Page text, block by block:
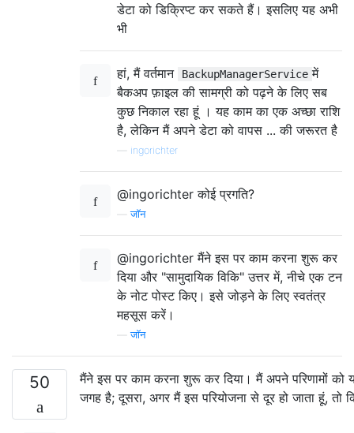
डेटा को डिक्रिप्ट कर सकते हैं। इसलिए यह अभी
भी
हां, मैं वर्तमान BackupManagerService में
बैकअप फ़ाइल की सामग्री को पढ़ने के लिए सब
कुछ निकाल रहा हूं । यह काम का एक अच्छा राशि
है, लेकिन मैं अपने डेटा को वापस ... की जरूरत है
ingorichter
@ingorichter कोई प्रगति?
—जॉन
@ingorichter मैंने इस पर काम करना शुरू कर
दिया और "सामुदायिक विकि" उत्तर में, नीचे एक टन
के नोट पोस्ट किए। इसे जोड़ने के लिए स्वतंत्र
महसूस करें।
—जॉन
50
मैंने इस पर काम करना शुरू कर दिया। मैं अपने परिणामों को
जगह है; दूसरा, अगर मैं इस परियोजना से दूर हो जाता हूं,